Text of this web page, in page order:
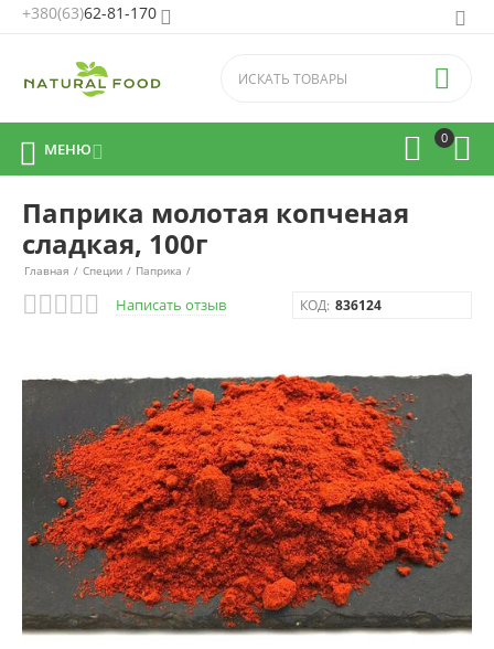
+380(63)62-81-170 
0 


 МЕНЮ
Паприка молотая копченая
сладкая, 100г
Главная / Специи / Паприка /
Написать отзыв КОД: 836124